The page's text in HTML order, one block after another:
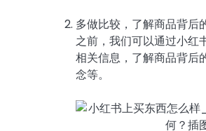
多做比较，了解商品背后
之前，我们可以通过小红
相关信息，了解商品背后
念等。